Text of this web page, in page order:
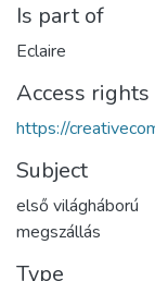
Is part of
Eclaire
Access rights
https://
Subject
első világháború
megszállás
Type